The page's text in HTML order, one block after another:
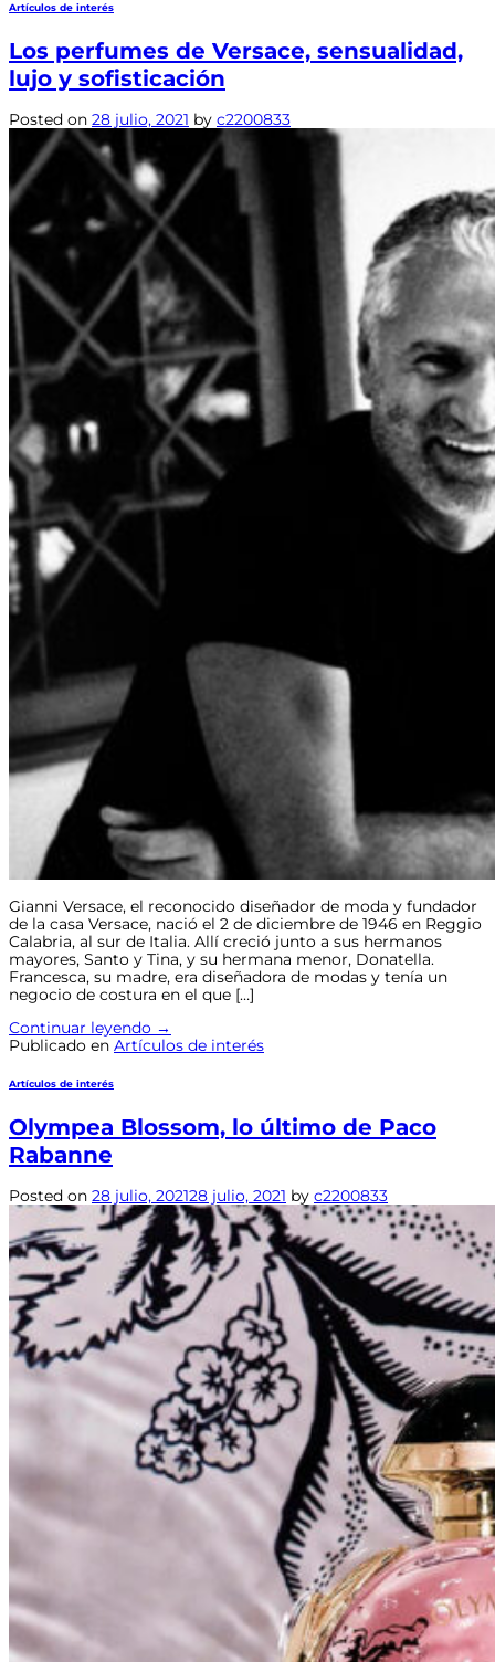
Artículos de interés
Los perfumes de Versace, sensualidad,
lujo y sofisticación
Posted on 28 julio, 2021 by c2200833
Gianni Versace, el reconocido diseñador de moda y fundador
de la casa Versace, nació el 2 de diciembre de 1946 en Reggio
Calabria, al sur de Italia. Allí creció junto a sus hermanos
mayores, Santo y Tina, y su hermana menor, Donatella.
Francesca, su madre, era diseñadora de modas y tenía un
negocio de costura en el que […]
Continuar leyendo →
Publicado en Artículos de interés
Artículos de interés
Olympea Blossom, lo último de Paco
Rabanne
Posted on 28 julio, 202128 julio, 2021 by c2200833